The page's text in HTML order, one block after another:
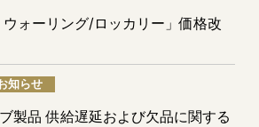
ウォーリング/ロッカリー」価格改
知らせ
製品 供給遅延および欠品に関する